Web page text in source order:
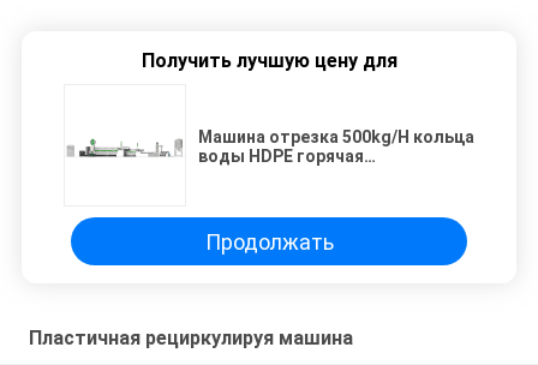
Получить лучшую цену для
Машина отрезка 500kg/H кольца
воды HDPE горячая
Продолжать
Пластичная рециркулируя машина